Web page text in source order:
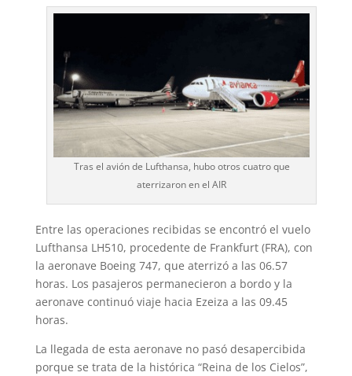
Tras el avión de Lufthansa, hubo otros cuatro que
aterrizaron en el AIR
Entre las operaciones recibidas se encontró el vuelo
Lufthansa LH510, procedente de Frankfurt (FRA), con
la aeronave Boeing 747, que aterrizó a las 06.57
horas. Los pasajeros permanecieron a bordo y la
aeronave continuó viaje hacia Ezeiza a las 09.45
horas.
La llegada de esta aeronave no pasó desapercibida
porque se trata de la histórica “Reina de los Cielos”,